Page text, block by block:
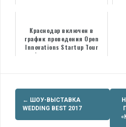
Краснодар включен в
график проведения Open
Innovations Startup Tour
Фонда «Сколково»
Навигация
по
← ШОУ-ВЫСТАВКА
WEDDING BEST 2017